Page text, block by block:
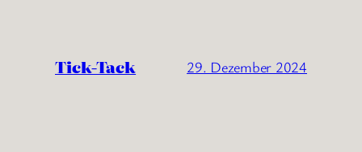
Tick-Tack 29. Dezember 2024